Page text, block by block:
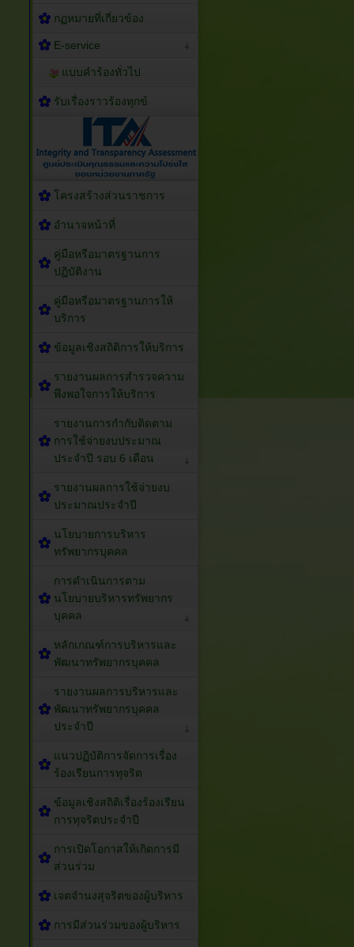
กฏหมายที่เกี่ยวข้อง
E-service
แบบคำร้องทั่วไป
รับเรื่องราวร้องทุกข์
โครงสร้างส่วนราชการ
อำนาจหน้าที่
คู่มือหรือมาตรฐานการ
ปฏิบัติงาน
คู่มือหรือมาตรฐานการให้
บริการ
ข้อมูลเชิงสถิติการให้บริการ
รายงานผลการสำรวจความ
พึงพอใจการให้บริการ
รายงานการกำกับติดตาม
การใช้จ่ายงบประมาณ
ประจำปี รอบ 6 เดือน
รายงานผลการใช้จ่ายงบ
ประมาณประจำปี
นโยบายการบริหาร
ทรัพยากรบุคคล
การดำเนินการตาม
นโยบายบริหารทรัพยากร
บุคคล
หลักเกณฑ์การบริหารและ
พัฒนาทรัพยากรบุคคล
รายงานผลการบริหารและ
พัฒนาทรัพยากรบุคคล
ประจำปี
แนวปฏิบัติการจัดการเรื่อง
ร้องเรียนการทุจริต
ข้อมูลเชิงสถิติเรื่องร้องเรียน
การทุจริตประจำปี
การเปิดโอกาสให้เกิดการมี
ส่วนร่วม
เจตจำนงสุจริตของผู้บริหาร
การมีส่วนร่วมของผู้บริหาร